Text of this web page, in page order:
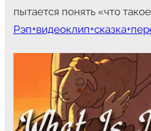
пытается понять «что